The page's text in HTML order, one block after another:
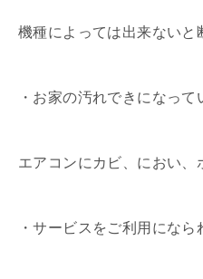
機種によっては出来ないと
・お家の汚れできになって
エアコンにカビ、におい、
・サービスをご利用になら